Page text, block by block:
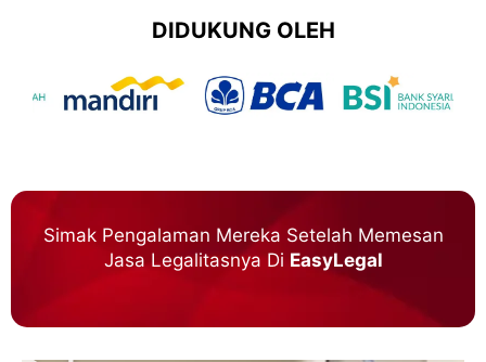
DIDUKUNG OLEH
Simak Pengalaman Mereka Setelah Memesan
Jasa Legalitasnya Di EasyLegal